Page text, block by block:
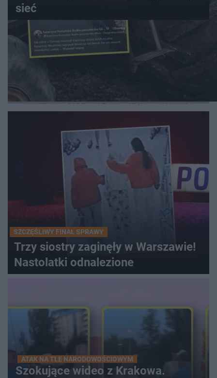
sieć
WIĘCEJ
LOKALNE
WARSZAWA ŁÓDŹ POZNAŃ ŚLĄSK TRÓJMIASTO
SZCZĘŚLIWY FINAŁ SPRAWY
Trzy siostry zaginęły w Warszawie!
Nastolatki odnalezione
ATAK NA TLE NARODOWOŚCIOWYM
Szokujące wideo z Krakowa.